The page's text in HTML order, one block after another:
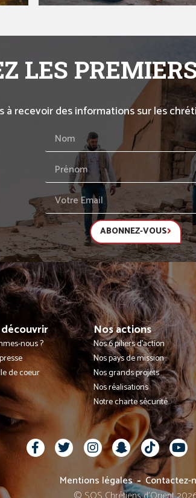
LES
à recevoir des informations sur les
ABONNEZ-VOUS
nous ?
de coeur
Nos actions
Nos 6 piliers d'action
Nos pays de mission
Nos grands projets
Nos réalisations
Notre charte sécurité
Mentions légales
Contactez-